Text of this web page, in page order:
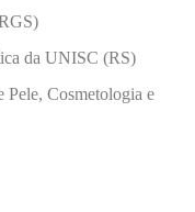
da UNISC (RS)
Pele, Cosmetologia e